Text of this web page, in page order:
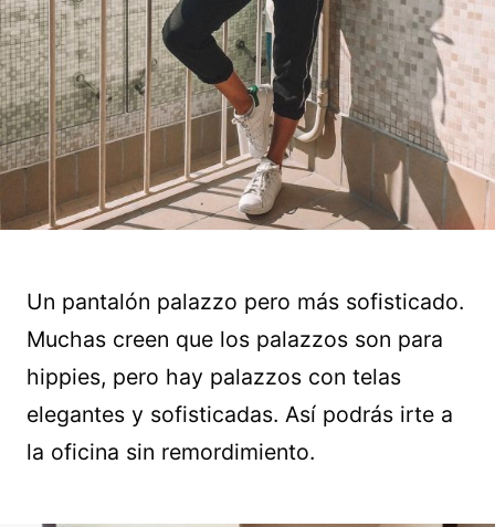
Un pantalón palazzo pero más sofisticado.
Muchas creen que los palazzos son para
hippies, pero hay palazzos con telas
elegantes y sofisticadas. Así podrás irte a
la oficina sin remordimiento.